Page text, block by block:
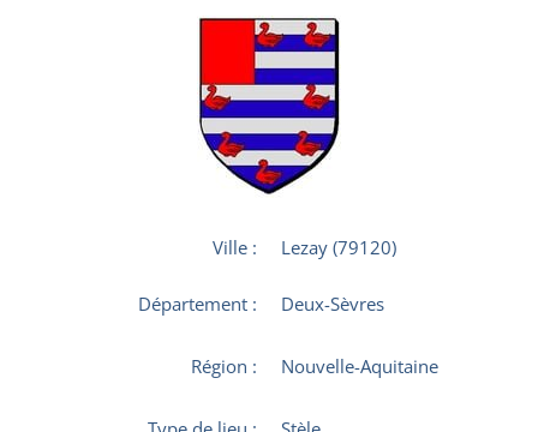
Ville : Lezay (79120)
Département : Deux-Sèvres
Région : Nouvelle-Aquitaine